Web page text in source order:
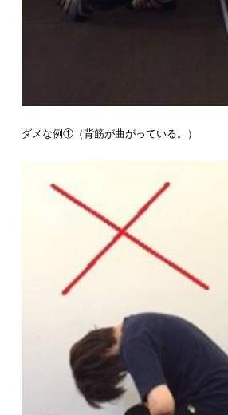
ダメな例①（背筋が曲がっている。）